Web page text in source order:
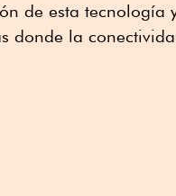
de esta tecnología
donde la